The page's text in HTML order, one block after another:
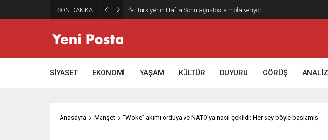
SON DAKİKA Gazze’nin geleceği: Teknokratik kontrol mü, kolonializm mi?
SİYASET EKONOMİ YAŞAM KÜLTÜR DUYURU GÖRÜŞ ANALİZ
Anasayfa Manşet “Woke” akımı orduya ve NATO’ya nasıl çekildi: Her şey böyle başlamış